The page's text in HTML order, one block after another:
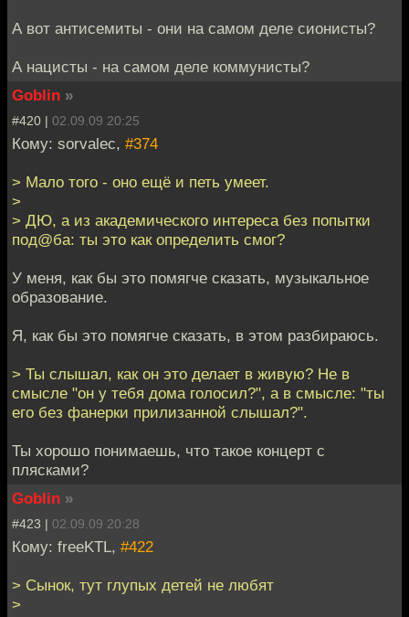
А вот антисемиты - они на самом деле сионисты?
А нацисты - на самом деле коммунисты?
Goblin »
#420 | 02.09.09 20:25
Кому: sorvalec, #374
> Мало того - оно ещё и петь умеет.
>
> ДЮ, а из академического интереса без попытки
под@ба: ты это как определить смог?
У меня, как бы это помягче сказать, музыкальное
образование.
Я, как бы это помягче сказать, в этом разбираюсь.
> Ты слышал, как он это делает в живую? Не в
смысле "он у тебя дома голосил?", а в смысле: "ты
его без фанерки прилизанной слышал?".
Ты хорошо понимаешь, что такое концерт с
плясками?
Goblin »
#423 | 02.09.09 20:28
Кому: freeKTL, #422
> Сынок, тут глупых детей не любят
>